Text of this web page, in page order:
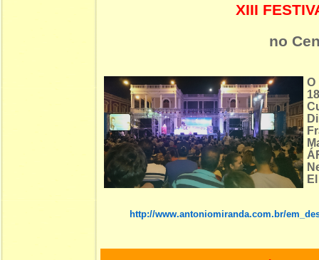
XIII
no
O
http://www.antoniomiranda.com.br/